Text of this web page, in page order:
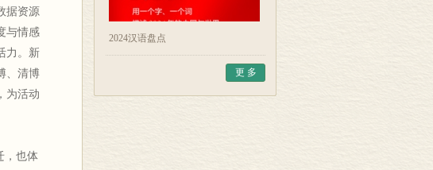
据资源
与情感
力。新
、清博
为活动
，也体
2024汉语盘点
更 多